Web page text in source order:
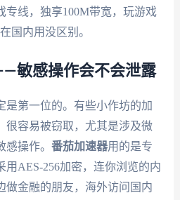
专线，独享100M带宽，玩游戏
国内用没区别。
敏感操作会不会泄露
是第一位的。有些小作坊的加
很容易被窃取，尤其是涉及微
操作。 番茄加速器用的是专
用AES-256加密，连你浏览的内
做金融的朋友，海外访问国内